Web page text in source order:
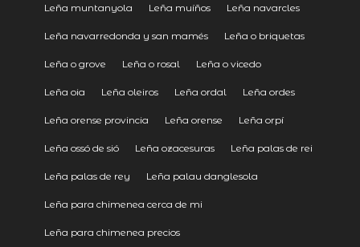
Leña muntanyola Leña muíños Leña navarcles
Leña navarredonda y san mamés Leña o briquetas
Leña o grove Leña o rosal Leña o vicedo
Leña oia Leña oleiros Leña ordal Leña ordes
Leña orense provincia Leña orense Leña orpí
Leña ossó de sió Leña ozacesuras Leña palas de rei
Leña palas de rey Leña palau danglesola
Leña para chimenea cerca de mi
Leña para chimenea precios